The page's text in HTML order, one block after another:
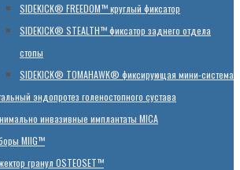
SIDEKICK® FREEDOM™ круглый фиксатор
SIDEKICK® STEALTH™ фиксатор заднего отдела
стопы
SIDEKICK® TOMAHAWK® фиксирующая мини-система
эндопротез голеностопного сустава
инвазивные имплантаты MICA
MIIG™
гранул OSTEOSET™